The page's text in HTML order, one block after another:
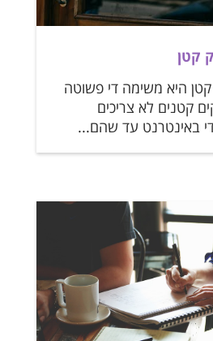
קטן
היא משימה די פשוטה
קטנים לא צריכים
באינטרנט עד שהם...